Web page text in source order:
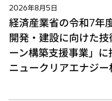
2026年8月5日
経済産業省の令和7年
開発・建設に向けた
ーン構築支援事業」
ニュークリアエナジ